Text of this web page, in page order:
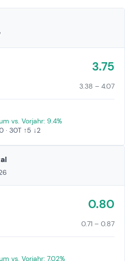
3.75
3.38 – 4.07
vs. Vorjahr: 9.4%
· 30T ↑5 ↓2
0.80
0.71 – 0.87
vs. Vorjahr: 7.02%